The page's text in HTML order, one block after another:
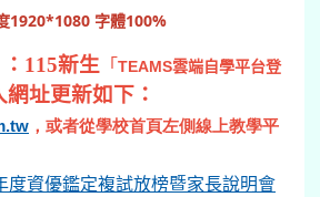
1920*1080 字體100%
：115新生 「 TEAMS雲端自學平台登
網址更新如下：
，或者從學校首頁左側線上教學平
度資優鑑定複試放榜暨家長說明會